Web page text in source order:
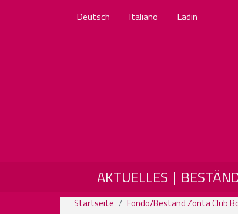
Deutsch Italiano Ladin
MAIN
AKTUELLES
Startseite Fondo/Bestand Zonta Club